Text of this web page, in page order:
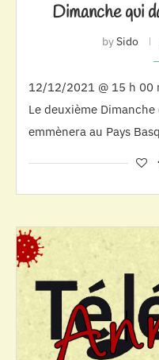
Dimanche qui
bySido
12/12/2021 @ 15 h 00
Le deuxième
emmènera au Pays